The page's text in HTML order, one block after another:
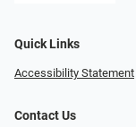
Quick Links
Accessibility Statement
Contact Us